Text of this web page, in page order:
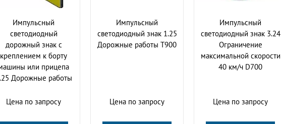
Импульсный
cветодиодный
дорожный знак с
креплением к борту
или прицепа
Дорожные работы
Цена по запросу
Импульсный
светодиодный знак 1.25
Дорожные работы Т900
Цена по запросу
Импульсный
светодиодный знак 3.24
Ограничение
максимальной скорости
40 км/ч D700
Цена по запросу